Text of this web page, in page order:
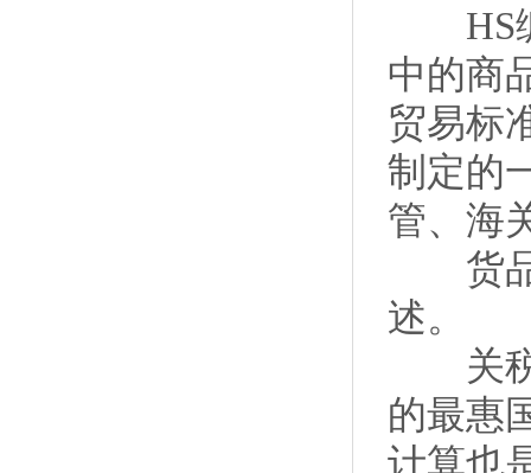
HS编
中的商
贸易标
制定的
管、海
货品
述。
关税
的最惠
计算也